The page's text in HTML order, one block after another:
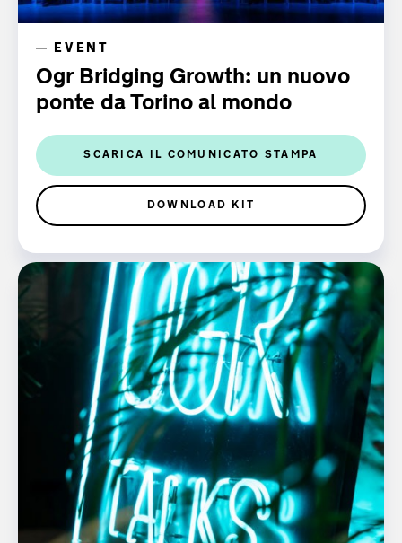
EVENT
Ogr Bridging Growth: un nuovo
ponte da Torino al mondo
SCARICA IL COMUNICATO STAMPA
DOWNLOAD KIT